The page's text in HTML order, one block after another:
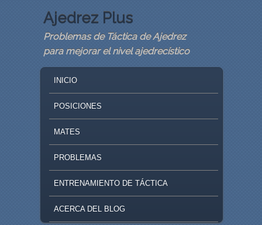
Ajedrez Plus
Problemas de Táctica de Ajedrez
para mejorar el nivel ajedrecístico
SKIP TO PRIMARY CONTENT
SKIP TO SECONDARY CONTENT
INICIO
POSICIONES
MATES
PROBLEMAS
ENTRENAMIENTO DE TÁCTICA
ACERCA DEL BLOG